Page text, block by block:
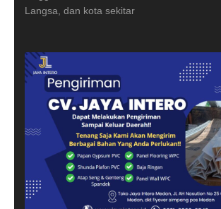
Langsa, dan kota sekitar